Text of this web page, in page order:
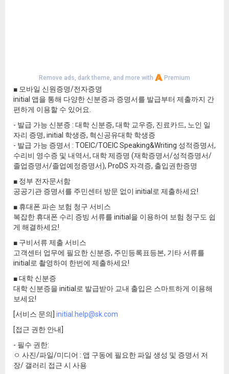
Remove ads, dark theme, and more with Premium
■ 모바일 신원증명/전자증명
initial 앱을 통해 다양한 신분증과 증명서를 발급부터 제출까지 간
편하게 이용할 수 있어요.
- 발급 가능 신분증 : 대학 신분증, 대학 교우증, 진료카드, 노인 일
자리 증명, initial 학생증, 혁신공유대학 학생증
- 발급 가능 증명서 : TOEIC/TOEIC Speaking&Writing 성적증명서,
수리비 영수증 및 내역서, 대학 제증명 (재학증명서/성적증명서/
졸업증명서/졸업예정증명서), ProDS 자격증, 출입권한증명
■ 정부 전자문서함
공공기관 증명서를 주민센터 방문 없이 initial로 제출하세요!
■ 휴대폰 파손 보험 청구 서비스
복잡한 휴대폰 수리 증빙 서류를 initial을 이용하여 보험 청구도 쉽
게 해결하세요!
■ 구비서류 제출 서비스
고객센터 업무에 필요한 신분증, 주민등록표등본, 기타 서류를
initial로 촬영하여 한번에 제출하세요!
■ 대학 신분증
대학 신분증을 initial로 발급받아 교내 출입은 스마트하게 이용해
보세요!
[서비스 문의] initial.help@sk.com
[접근 권한 안내]
- 필수 권한:
ㅇ 사진/파일/미디어 : 앱 구동에 필요한 파일 생성 및 증명서 저
장/ 갤러리 접근 시 사용